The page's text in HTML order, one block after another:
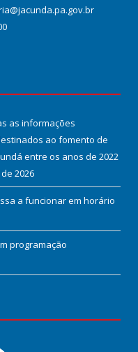
as informações
ao fomento de
entre os anos de 2022
2026
a funcionar em horário
programação